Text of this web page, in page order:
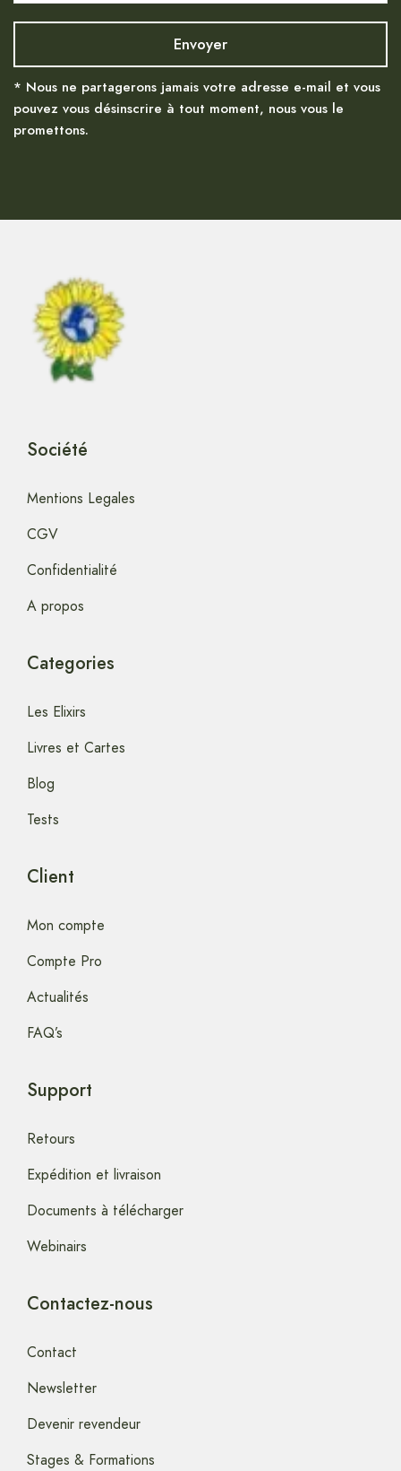
* Nous ne partagerons jamais votre adresse e-mail et vous
pouvez vous désinscrire à tout moment, nous vous le
promettons.
Société
Mentions Legales
CGV
Confidentialité
A propos
Categories
Les Elixirs
Livres et Cartes
Blog
Tests
Client
Mon compte
Compte Pro
Actualités
FAQ’s
Support
Retours
Expédition et livraison
Documents à télécharger
Webinairs
Contactez-nous
Contact
Newsletter
Devenir revendeur
Stages & Formations